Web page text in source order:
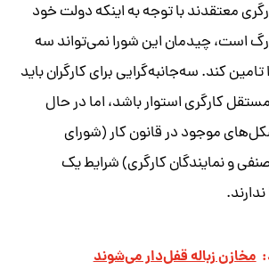
معتقدند با توجه به اینکه دولت خود
است، چیدمان این شورا نمی‌تواند سه
تامین کند. سه‌جانبه‌گرایی برای کارگران باید
کارگری استوار باشد، اما در حال
موجود در قانون کار (شورای
و نمایندگان کارگری) شرایط یک
مخازن زباله قفل‌دار می‌شوند